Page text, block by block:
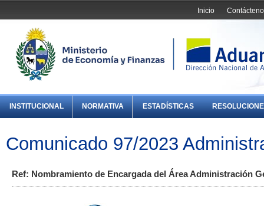
Inicio
INSTITUCIONAL NORMATIVA ESTADÍSTICAS
Comunicado 97/2023
Ref: Nombramiento de Encargada del Área Administración